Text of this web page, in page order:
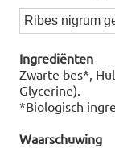
Ribes nigrum
Ingrediënten
Zwarte bes*,
Glycerine).
*Biologisch
Waarschuwing